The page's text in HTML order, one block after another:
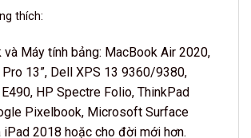
thích:
và Máy tính bảng: MacBook Air 2020,
13”, Dell XPS 13 9360/9380,
HP Spectre Folio, ThinkPad
Pixelbook, Microsoft Surface
iPad 2018 hoặc cho đời mới hơn.